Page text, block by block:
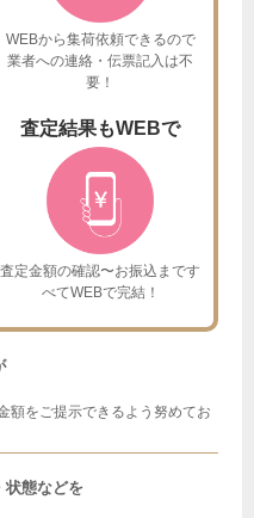
WEBから集荷依頼できるので
業者への連絡・伝票記入は不
要！
査定結果もWEBで
査定金額の確認〜お振込まです
べてWEBで完結！
額をご提示できるよう努めてお
状態などを